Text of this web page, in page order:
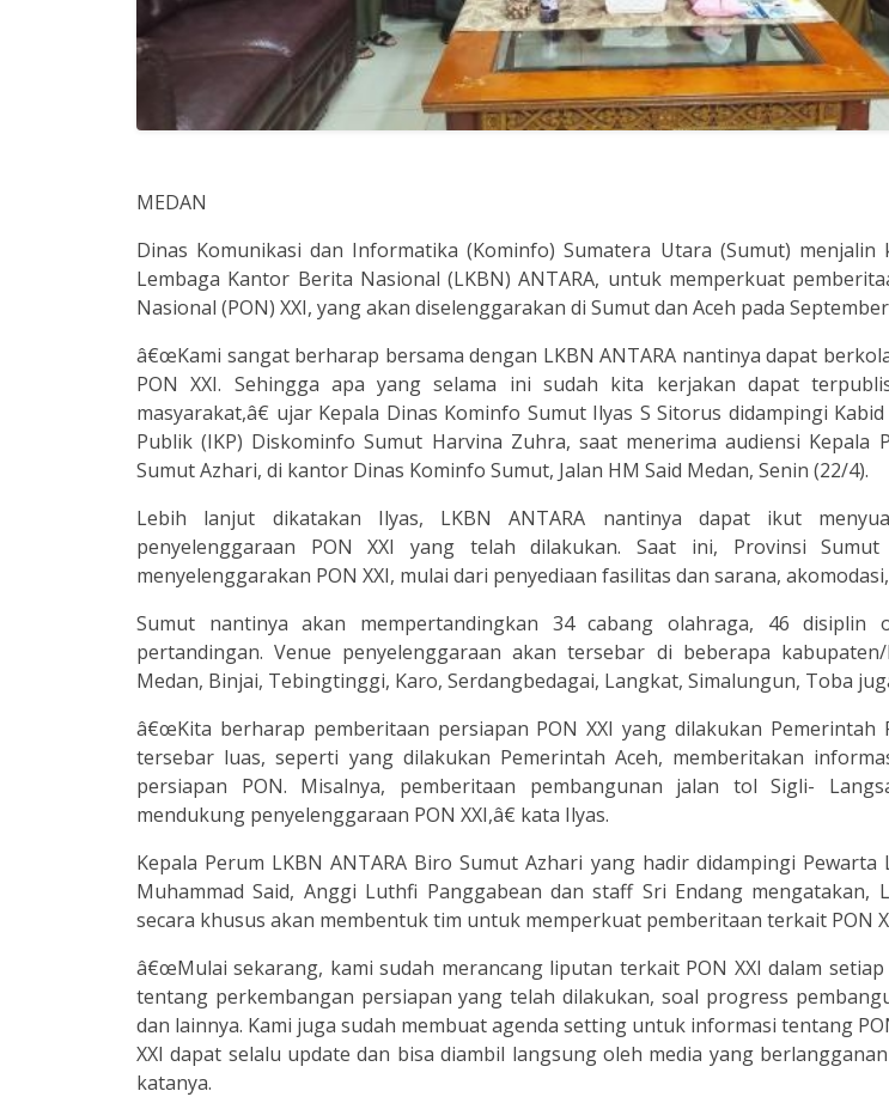
MEDAN
Dinas Komunikasi dan Informatika (Kominfo) Sumatera Utara (Sumut) menjalin
Lembaga Kantor Berita Nasional (LKBN) ANTARA, untuk memperkuat
Nasional (PON) XXI, yang akan diselenggarakan di Sumut dan Aceh pada
â€œKami sangat berharap bersama dengan LKBN ANTARA nantinya dapat
PON XXI. Sehingga apa yang selama ini sudah kita kerjakan dapat
masyarakat,â€ ujar Kepala Dinas Kominfo Sumut Ilyas S Sitorus didampingi
Publik (IKP) Diskominfo Sumut Harvina Zuhra, saat menerima audiensi Kepala
Sumut Azhari, di kantor Dinas Kominfo Sumut, Jalan HM Said Medan, Senin (22/4).
Lebih lanjut dikatakan Ilyas, LKBN ANTARA nantinya dapat ikut
penyelenggaraan PON XXI yang telah dilakukan. Saat ini, Provinsi
menyelenggarakan PON XXI, mulai dari penyediaan fasilitas dan sarana,
Sumut nantinya akan mempertandingkan 34 cabang olahraga, 46 disiplin
pertandingan. Venue penyelenggaraan akan tersebar di beberapa
Medan, Binjai, Tebingtinggi, Karo, Serdangbedagai, Langkat, Simalungun, Toba
â€œKita berharap pemberitaan persiapan PON XXI yang dilakukan Pemerintah
tersebar luas, seperti yang dilakukan Pemerintah Aceh, memberitakan
persiapan PON. Misalnya, pemberitaan pembangunan jalan tol Sigli-
mendukung penyelenggaraan PON XXI,â€ kata Ilyas.
Kepala Perum LKBN ANTARA Biro Sumut Azhari yang hadir didampingi Pewarta
Muhammad Said, Anggi Luthfi Panggabean dan staff Sri Endang mengatakan,
secara khusus akan membentuk tim untuk memperkuat pemberitaan terkait PON
â€œMulai sekarang, kami sudah merancang liputan terkait PON XXI dalam
tentang perkembangan persiapan yang telah dilakukan, soal progress
dan lainnya. Kami juga sudah membuat agenda setting untuk informasi tentang
XXI dapat selalu update dan bisa diambil langsung oleh media yang berlangganan
katanya.